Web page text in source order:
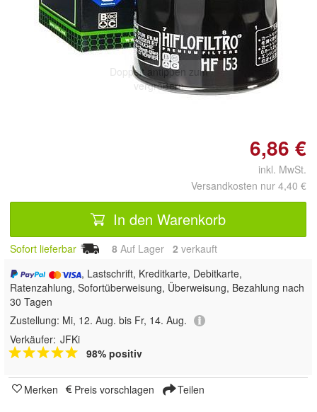
Doppelt antippen zum
vergrößern
6,86 €
inkl. MwSt.
Versandkosten nur 4,40 €
In den Warenkorb
Sofort lieferbar 8 Auf Lager 2 verkauft
, Lastschrift, Kreditkarte, Debitkarte,
Ratenzahlung, Sofortüberweisung, Überweisung, Bezahlung nach
30 Tagen
Zustellung: Mi, 12. Aug. bis Fr, 14. Aug.
Verkäufer: JFKi
98% positiv
Merken Preis vorschlagen Teilen